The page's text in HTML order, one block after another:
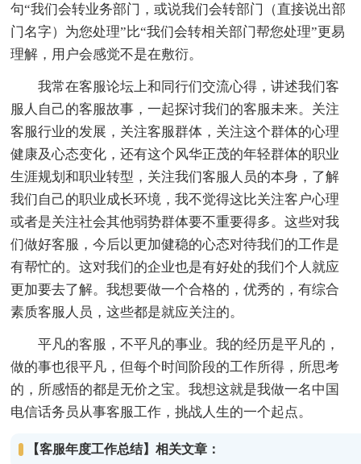
句“我们会转业务部门，或说我们会转部门（直接说出部
门名字）为您处理”比“我们会转相关部门帮您处理”更易
理解，用户会感觉不是在敷衍。
我常在客服论坛上和同行们交流心得，讲述我们客
服人自己的客服故事，一起探讨我们的客服未来。关注
客服行业的发展，关注客服群体，关注这个群体的心理
健康及心态变化，还有这个风华正茂的年轻群体的职业
生涯规划和职业转型，关注我们客服人员的本身，了解
我们自己的职业成长环境，我不觉得这比关注客户心理
或者是关注社会其他弱势群体要不重要得多。这些对我
们做好客服，今后以更加健稳的心态对待我们的工作是
有帮忙的。这对我们的企业也是有好处的我们个人就应
更加要去了解。我想要做一个合格的，优秀的，有综合
素质客服人员，这些都是就应关注的。
平凡的客服，不平凡的事业。我的经历是平凡的，
做的事也很平凡，但每个时间阶段的工作所得，所思考
的，所感悟的都是无价之宝。我想这就是我做一名中国
电信话务员从事客服工作，挑战人生的一个起点。
【客服年度工作总结】相关文章：